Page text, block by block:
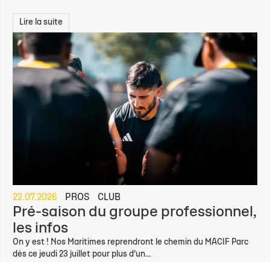
Lire la suite
22.07.2026 PROS CLUB
Pré-saison du groupe professionnel,
les infos
On y est ! Nos Maritimes reprendront le chemin du MACIF Parc
dès ce jeudi 23 juillet pour plus d’un...